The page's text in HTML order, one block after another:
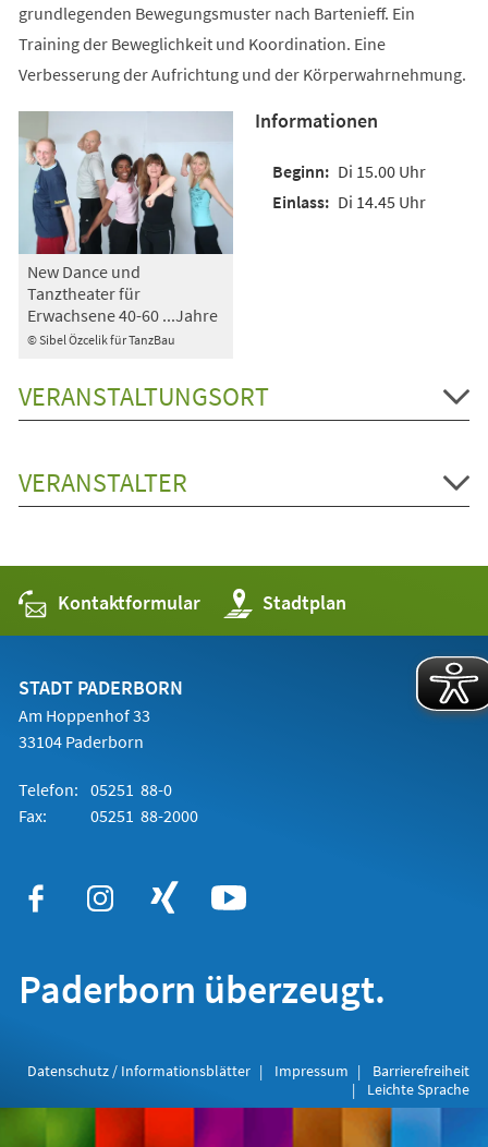
grundlegenden Bewegungsmuster nach Bartenieff. Ein
Training der Beweglichkeit und Koordination. Eine
Verbesserung der Aufrichtung und der Körperwahrnehmung.
© Sibel Özcelik für TanzBau
New Dance und
Tanztheater für
Erwachsene 40-60 ...Jahre
Informationen
Di 15.00 Uhr
Di 14.45 Uhr
VERANSTALTUNGSORT
VERANSTALTER
Kontaktformular Stadtplan
(Öffnet
in
einem
STADT PADERBORN
Am Hoppenhof 33
33104 Paderborn
Telefon: 05251 88-0
Fax:
05251 88-2000
Paderborn überzeugt.
Datenschutz / Informationsblätter Impressum
Barrierefreiheit
Leichte Sprache